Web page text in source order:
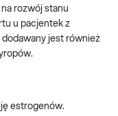
rozwój stanu
u pacjentek z
jest również
estrogenów.